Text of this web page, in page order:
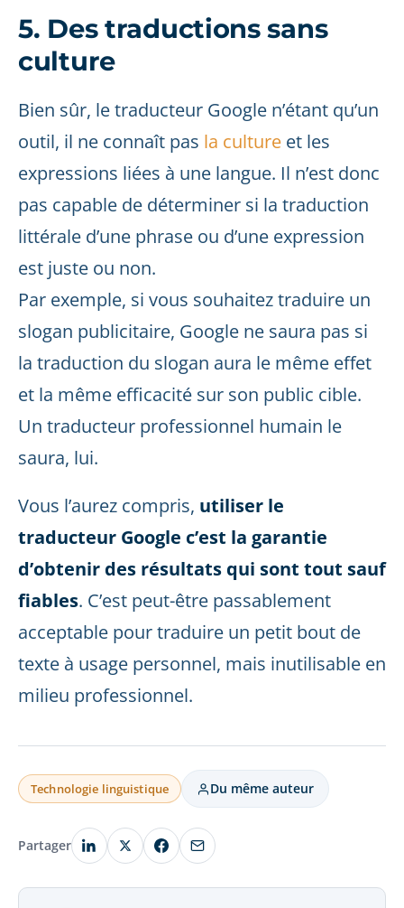
5. Des traductions sans
culture
Bien sûr, le traducteur Google n’étant qu’un
outil, il ne connaît pas la culture et les
expressions liées à une langue. Il n’est donc
pas capable de déterminer si la traduction
littérale d’une phrase ou d’une expression
est juste ou non.
Par exemple, si vous souhaitez traduire un
slogan publicitaire, Google ne saura pas si
la traduction du slogan aura le même effet
et la même efficacité sur son public cible.
Un traducteur professionnel humain le
saura, lui.
Vous l’aurez compris, utiliser le
traducteur Google c’est la garantie
d’obtenir des résultats qui sont tout sauf
fiables. C’est peut-être passablement
acceptable pour traduire un petit bout de
texte à usage personnel, mais inutilisable en
milieu professionnel.
Technologie linguistique Du même auteur
Partager